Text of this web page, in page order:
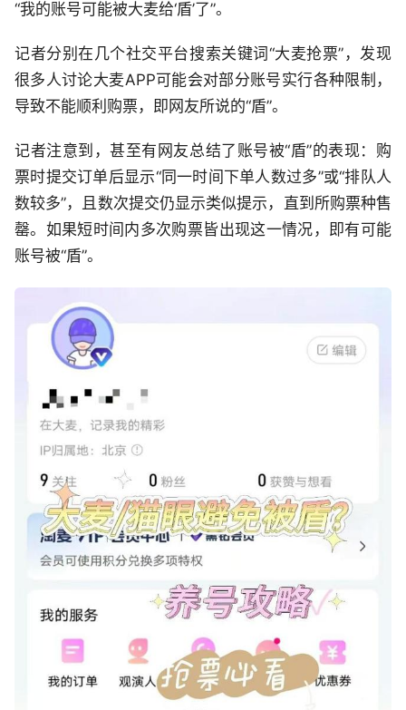
“我的账号可能被大麦给‘盾’了”。
记者分别在几个社交平台搜索关键词“大麦抢票”，发现
很多人讨论大麦APP可能会对部分账号实行各种限制，
导致不能顺利购票，即网友所说的“盾”。
记者注意到，甚至有网友总结了账号被“盾”的表现：购
票时提交订单后显示“同一时间下单人数过多”或“排队人
数较多”，且数次提交仍显示类似提示，直到所购票种售
罄。如果短时间内多次购票皆出现这一情况，即有可能
账号被“盾”。